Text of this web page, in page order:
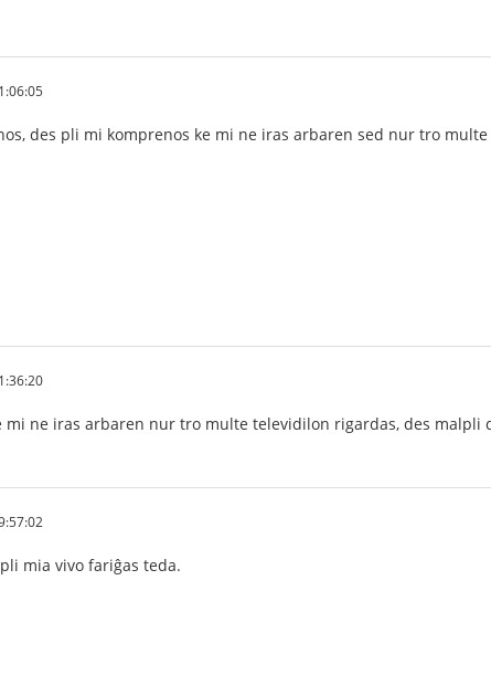
des pli mi komprenos ke mi ne iras arbaren sed nur tro
mi ne iras arbaren nur tro multe televidilon rigardas, des malpli
mia vivo fariĝas teda.